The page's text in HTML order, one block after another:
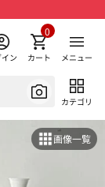
ン カート
0
メニュー
カテゴリ
画像一覧